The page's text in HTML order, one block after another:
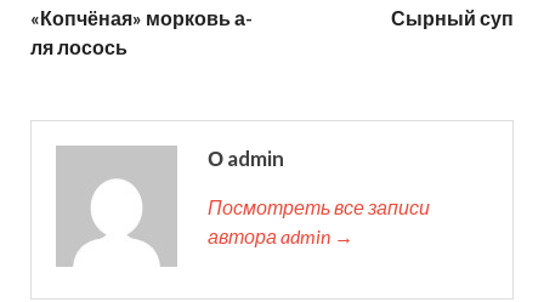
«Копчёная» морковь а-
ля лосось
Сырный суп
О admin
Посмотреть все записи
автора admin →